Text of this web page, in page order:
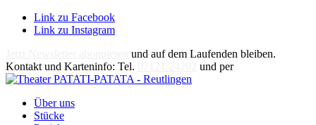
Link zu Facebook
Link zu Instagram
und auf dem Laufenden bleiben.
Kontakt und Karteninfo: Tel.
und per
Über uns
Stücke